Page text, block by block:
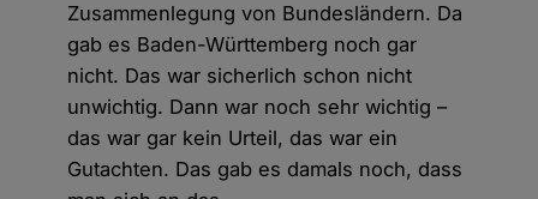
Zusammenlegung von Bundesländern. Da
gab es Baden-Württemberg noch gar
nicht. Das war sicherlich schon nicht
unwichtig. Dann war noch sehr wichtig –
das war gar kein Urteil, das war ein
Gutachten. Das gab es damals noch, dass